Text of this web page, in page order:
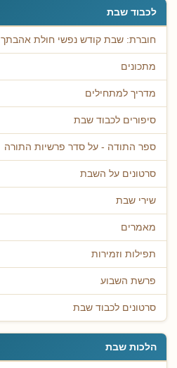
לכבוד שבת
חוברת: שבת קודש נפשי חולת אהבתך
מתכונים
מדריך למתחילים
סיפורים לכבוד שבת
ספר התודה - על סדר פרשיות התורה
סרטונים על השבת
שירי שבת
מאמרים
תפילות וזמירות
פרשת השבוע
סרטונים לכבוד שבת
הלכות שבת